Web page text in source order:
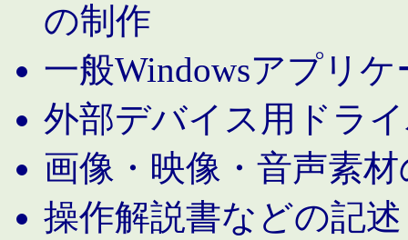
の制作
一般Windowsアプリ
外部デバイス用ドラ
画像・映像・音声素
操作解説書などの記